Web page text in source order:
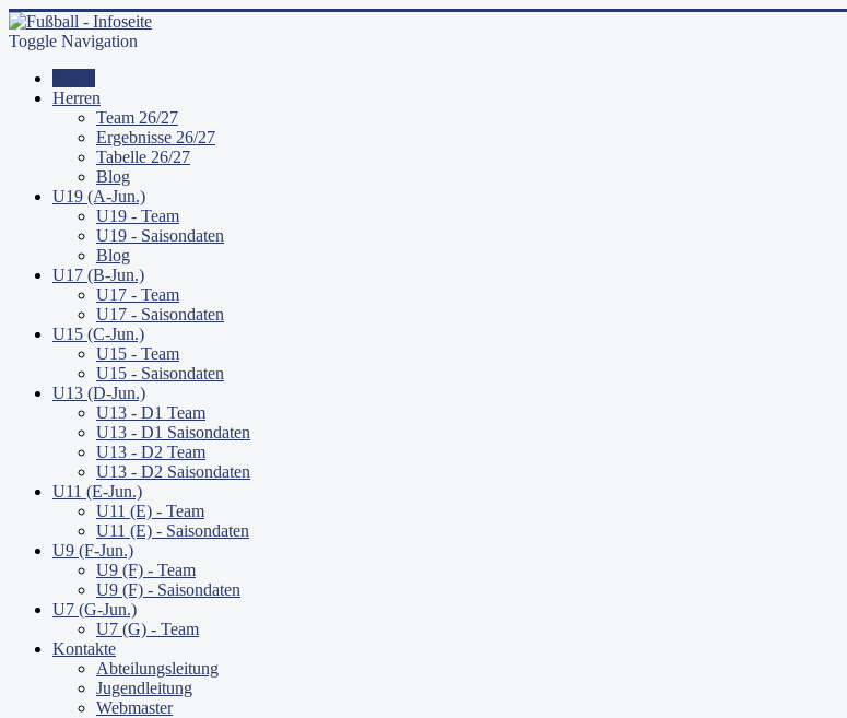
Toggle Navigation
Herren
Team 26/27
Ergebnisse 26/27
Tabelle 26/27
Blog
U19 (A-Jun.)
U19 - Team
U19 - Saisondaten
Blog
U17 (B-Jun.)
U17 - Team
U17 - Saisondaten
U15 (C-Jun.)
U15 - Team
U15 - Saisondaten
U13 (D-Jun.)
U13 - D1 Team
U13 - D1 Saisondaten
U13 - D2 Team
U13 - D2 Saisondaten
U11 (E-Jun.)
U11 (E) - Team
U11 (E) - Saisondaten
U9 (F-Jun.)
U9 (F) - Team
U9 (F) - Saisondaten
U7 (G-Jun.)
U7 (G) - Team
Kontakte
Abteilungsleitung
Jugendleitung
Webmaster